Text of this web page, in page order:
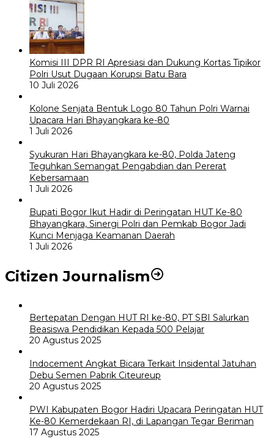
Komisi III DPR RI Apresiasi dan Dukung Kortas Tipikor
Polri Usut Dugaan Korupsi Batu Bara
10 Juli 2026
Kolone Senjata Bentuk Logo 80 Tahun Polri Warnai
Upacara Hari Bhayangkara ke-80
1 Juli 2026
Syukuran Hari Bhayangkara ke-80, Polda Jateng
Teguhkan Semangat Pengabdian dan Pererat
Kebersamaan
1 Juli 2026
Bupati Bogor Ikut Hadir di Peringatan HUT Ke-80
Bhayangkara, Sinergi Polri dan Pemkab Bogor Jadi
Kunci Menjaga Keamanan Daerah
1 Juli 2026
Citizen Journalism
Bertepatan Dengan HUT RI ke-80, PT SBI Salurkan
Beasiswa Pendidikan Kepada 500 Pelajar
20 Agustus 2025
Indocement Angkat Bicara Terkait Insidental Jatuhan
Debu Semen Pabrik Citeureup
20 Agustus 2025
PWI Kabupaten Bogor Hadiri Upacara Peringatan HUT
Ke-80 Kemerdekaan RI, di Lapangan Tegar Beriman
17 Agustus 2025